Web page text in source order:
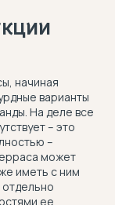
начиная
варианты
На деле все
– это
–
может
иметь с ним
ее